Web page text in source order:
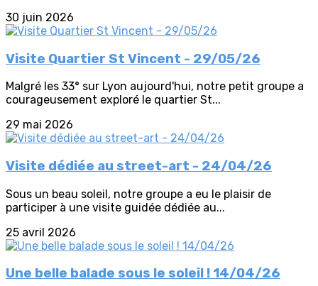
30 juin 2026
Visite Quartier St Vincent - 29/05/26
Malgré les 33° sur Lyon aujourd'hui, notre petit groupe a
courageusement exploré le quartier St...
29 mai 2026
Visite dédiée au street-art - 24/04/26
Sous un beau soleil, notre groupe a eu le plaisir de
participer à une visite guidée dédiée au...
25 avril 2026
Une belle balade sous le soleil ! 14/04/26